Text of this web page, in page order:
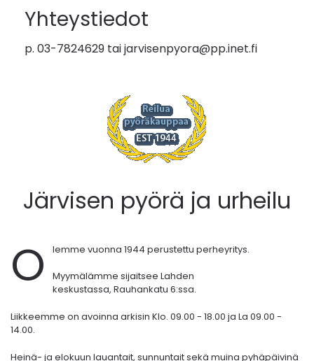
Yhteystiedot
p. 03-7824629 taijarvisenpyora@pp.inet.fi
Järvisen pyörä ja urheilu
O
lemme vuonna 1944 perustettu perheyritys.
Myymälämme sijaitsee Lahden
keskustassa, Rauhankatu 6:ssa.
Liikkeemme on avoinna arkisin Klo. 09.00 - 18.00 ja La 09.00 -
14.00.
Heinä- ja elokuun lauantait, sunnuntait sekä muina pyhäpäivinä